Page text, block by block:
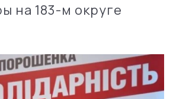
на 183-м округе